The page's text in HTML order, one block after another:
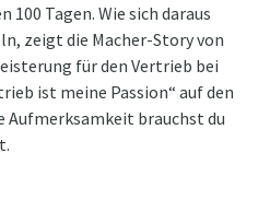
100 Tagen. Wie sich daraus
zeigt die Macher-Story von
für den Vertrieb bei
ist meine Passion“ auf den
Aufmerksamkeit brauchst du